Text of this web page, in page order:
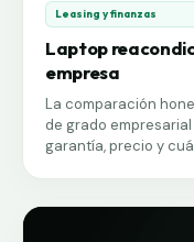
Leasing y finanzas
Laptop
empresa
La comparación
de grado
garantía, precio y